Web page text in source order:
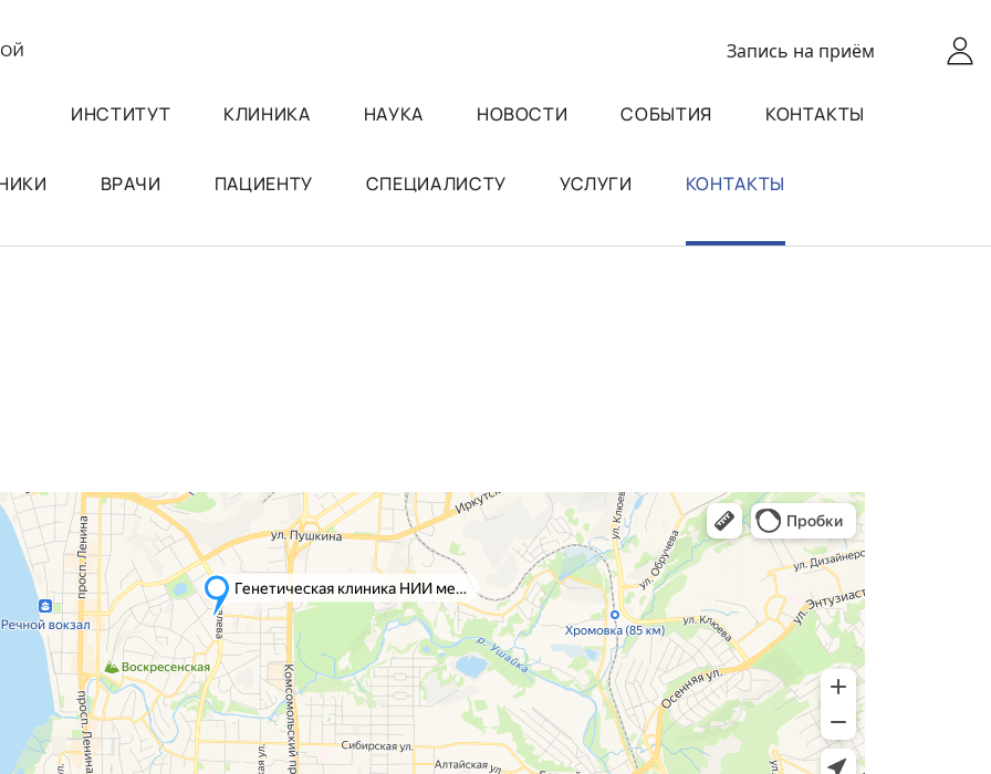
Запись на приём
ИНСТИТУТ КЛИНИКА НАУКА НОВОСТИ СОБЫТИЯ КОНТАКТЫ
ВРАЧИ ПАЦИЕНТУ СПЕЦИАЛИСТУ УСЛУГИ КОНТАКТЫ